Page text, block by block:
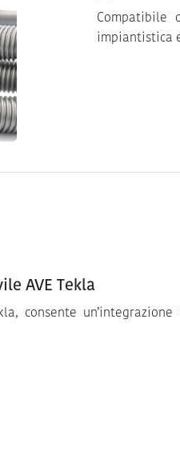
Compatibile
impiantistica
AVE Tekla
consente